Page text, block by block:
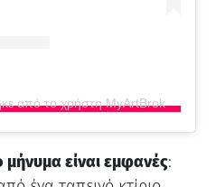
χρήστη MyArtBroker (@myartbroker)
μήνυμα είναι εμφανές: